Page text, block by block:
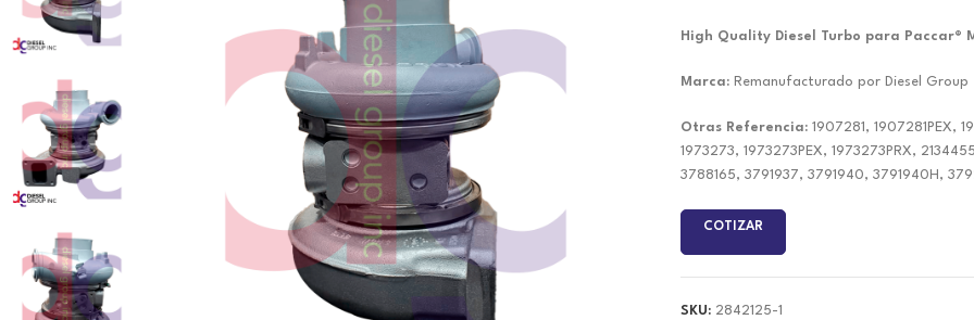
High Quality Diesel Turbo para Paccar®
Marca: Remanufacturado por Diesel Group
Otras Referencia: 1907281, 1907281PEX,
1973273, 1973273PEX, 1973273PRX,
3788165, 3791937, 3791940, 3791940H,
COTIZAR
SKU: 2842125-1